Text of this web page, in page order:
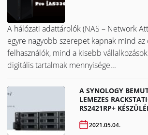
A hálózati adattárolók (NAS – Network
egyre nagyobb szerepet kapnak mind az
felhasználók, mind a kisebb
digitális tartalmak mennyisége...
A SYNOLOGY
LEMEZES
RS2421RP+
2021.05.04.